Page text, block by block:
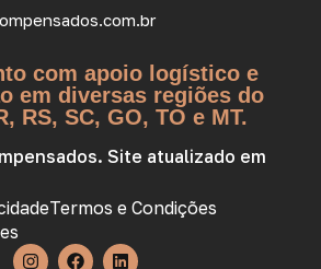
com apoio logístico e
em diversas regiões do
RS, SC, GO, TO e MT.
Site atualizado em
Termos e Condições